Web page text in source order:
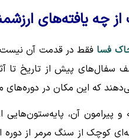
چه یافته‌های
فسا فقط در قدمت آن نیست؛
سفال‌های پیش از تاریخ تا
که این مکان در
پیرامون آن،
کوچک از سنگ مرمر از